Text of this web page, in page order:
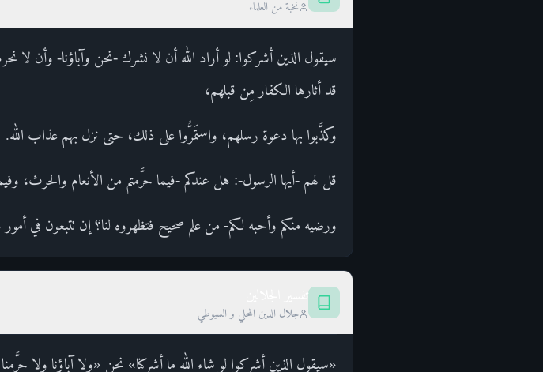
نخبة من العلماء
سيقول الذين أشركوا: لو أراد الله أن لا نشرك -نحن وآباؤنا- وأن لا
قد أثارها الكفار مِن قبلهم،
وكذَّبوا بها دعوة رسلهم، واستمَرُّوا على ذلك، حتى نزل بهم عذاب الله.
قل لهم -أيها الرسول-: هل عندكم -فيما حرَّمتم من الأنعام والحرث،
ورضيه منكم وأحبه لكم- من علم صحيح فتظهروه لنا؟ إن تتبعون في أمور
جلال الدين المحلي و السيوطي
«سيقول الذين أشركوا لو شاء الله ما أشركنا» نحن «ولا آباؤنا ولا